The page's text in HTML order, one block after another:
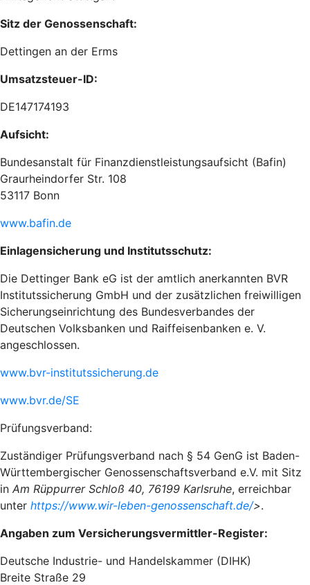
Sitz der Genossenschaft:
Dettingen an der Erms
Umsatzsteuer-ID:
DE147174193
Aufsicht:
Bundesanstalt für Finanzdienstleistungsaufsicht (Bafin)
Graurheindorfer Str. 108
53117 Bonn
www.bafin.de
Einlagensicherung und Institutsschutz:
Die Dettinger Bank eG ist der amtlich anerkannten BVR
Institutssicherung GmbH und der zusätzlichen freiwilligen
Sicherungseinrichtung des Bundesverbandes der
Deutschen Volksbanken und Raiffeisenbanken e. V.
angeschlossen.
www.bvr-institutssicherung.de
www.bvr.de/SE
Prüfungsverband:
Zuständiger Prüfungsverband nach § 54 GenG ist Baden-
Württembergischer Genossenschaftsverband e.V. mit Sitz
in Am Rüppurrer Schloß 40, 76199 Karlsruhe, erreichbar
unter https://www.wir-leben-genossenschaft.de/>.
Angaben zum Versicherungsvermittler-Register:
Deutsche Industrie- und Handelskammer (DIHK)
Breite Straße 29